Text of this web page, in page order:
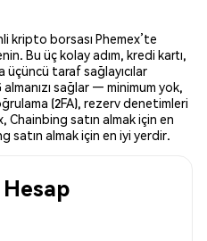
kripto borsası Phemex’te
Bu üç kolay adım, kredi kartı,
üçüncü taraf sağlayıcılar
sağlar — minimum yok,
(2FA), rezerv denetimleri
Chainbing satın almak için en
satın almak için en iyi yerdir.
Hesap